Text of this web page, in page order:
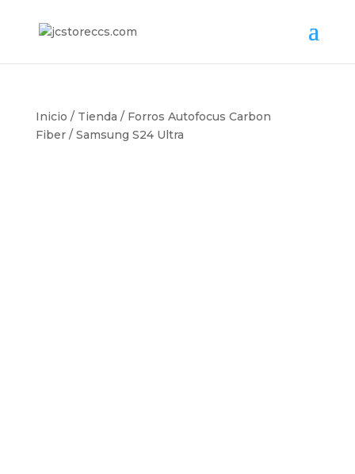
Inicio / Tienda / Forros Autofocus Carbon
Fiber/ Samsung S24 Ultra